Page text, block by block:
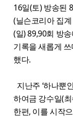
16일(토) 방송된
(닐슨코리아 집계
(일) 89,90회 방
기록을 새롭게
했다.
지난주 ‘하나뿐
하여금 강수일(
한편, 이를 시작